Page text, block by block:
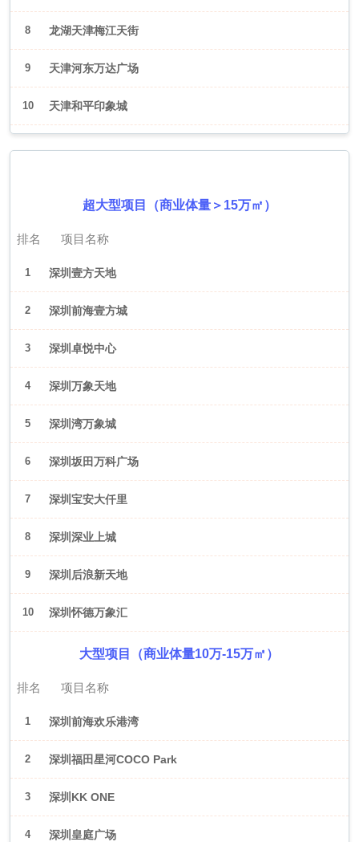
8 龙湖天津梅江天街
9 天津河东万达广场
10 天津和平印象城
超大型项目（商业体量＞15万㎡）
排名 项目名称
1 深圳壹方天地
2 深圳前海壹方城
3 深圳卓悦中心
4 深圳万象天地
5 深圳湾万象城
6 深圳坂田万科广场
7 深圳宝安大仟里
8 深圳深业上城
9 深圳后浪新天地
10 深圳怀德万象汇
大型项目（商业体量10万-15万㎡）
排名 项目名称
1 深圳前海欢乐港湾
2 深圳福田星河COCO Park
3 深圳KK ONE
4 深圳皇庭广场